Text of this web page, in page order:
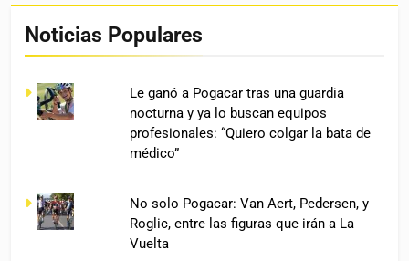
Noticias Populares
Le ganó a Pogacar tras una guardia
nocturna y ya lo buscan equipos
profesionales: “Quiero colgar la bata de
médico”
No solo Pogacar: Van Aert, Pedersen, y
Roglic, entre las figuras que irán a La
Vuelta